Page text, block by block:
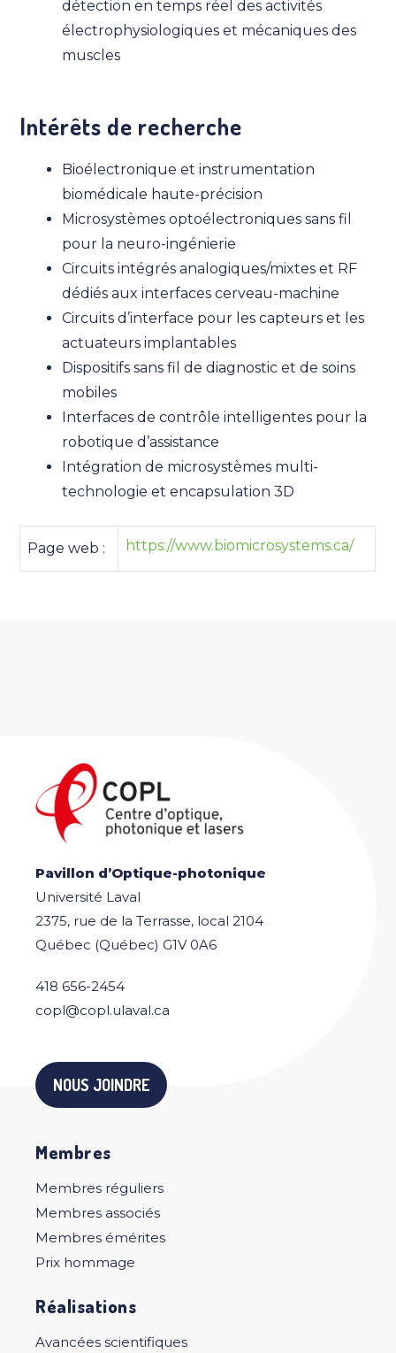
détection en temps réel des activités
électrophysiologiques et mécaniques des
muscles
Intérêts de recherche
Bioélectronique et instrumentation
biomédicale haute-précision
Microsystèmes optoélectroniques sans fil
pour la neuro-ingénierie
Circuits intégrés analogiques/mixtes et RF
dédiés aux interfaces cerveau-machine
Circuits d’interface pour les capteurs et les
actuateurs implantables
Dispositifs sans fil de diagnostic et de soins
mobiles
Interfaces de contrôle intelligentes pour la
robotique d’assistance
Intégration de microsystèmes multi-
technologie et encapsulation 3D
Page web : https://www.biomicrosystems.ca/
Pavillon d’Optique-photonique
Université Laval
2375, rue de la Terrasse, local 2104
Québec (Québec) G1V 0A6
418 656-2454
copl@copl.ulaval.ca
NOUS JOINDRE
Membres
Membres réguliers
Membres associés
Membres émérites
Prix hommage
Réalisations
Avancées scientifiques